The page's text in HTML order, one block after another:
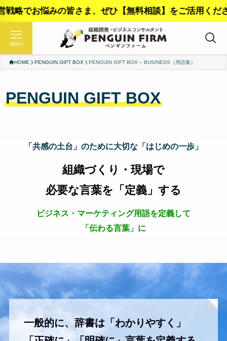
料相談】をご活用ください！
MENU
HOME PENGUIN GIFT BOX PENGUIN GIFT BOX – BUSINESS（用語集）
PENGUIN GIFT BOX
「共感の土台」のために大切な「はじめの一歩」
組織づくり・現場で
必要な言葉を 「定義」する
ビジネス・マーケティング用語を定義して
「伝わる言葉」に
一般的に、辞書は「わかりやすく」